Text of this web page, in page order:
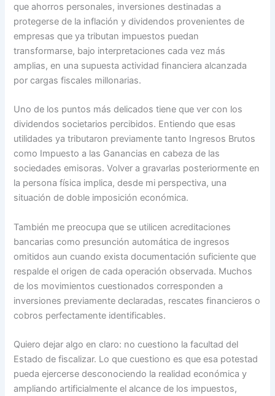
que ahorros personales, inversiones destinadas a
protegerse de la inflación y dividendos provenientes de
empresas que ya tributan impuestos puedan
transformarse, bajo interpretaciones cada vez más
amplias, en una supuesta actividad financiera alcanzada
por cargas fiscales millonarias.
Uno de los puntos más delicados tiene que ver con los
dividendos societarios percibidos. Entiendo que esas
utilidades ya tributaron previamente tanto Ingresos Brutos
como Impuesto a las Ganancias en cabeza de las
sociedades emisoras. Volver a gravarlas posteriormente en
la persona física implica, desde mi perspectiva, una
situación de doble imposición económica.
También me preocupa que se utilicen acreditaciones
bancarias como presunción automática de ingresos
omitidos aun cuando exista documentación suficiente que
respalde el origen de cada operación observada. Muchos
de los movimientos cuestionados corresponden a
inversiones previamente declaradas, rescates financieros o
cobros perfectamente identificables.
Quiero dejar algo en claro: no cuestiono la facultad del
Estado de fiscalizar. Lo que cuestiono es que esa potestad
pueda ejercerse desconociendo la realidad económica y
ampliando artificialmente el alcance de los impuestos,